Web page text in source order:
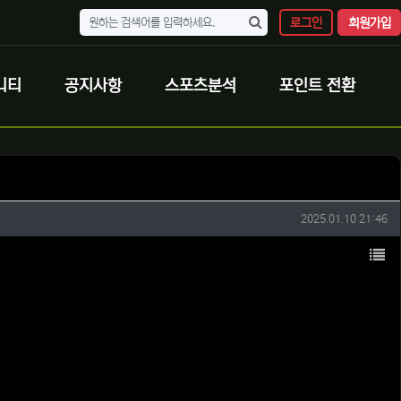
로그인 회원가입
티 공지사항 스포츠분석 포인트 전환
작성일
2025.01.10 21:46
목